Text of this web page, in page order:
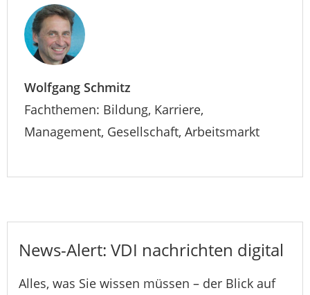
Wolfgang Schmitz
Fachthemen: Bildung, Karriere,
Management, Gesellschaft, Arbeitsmarkt
News-Alert: VDI nachrichten digital
Alles, was Sie wissen müssen – der Blick auf